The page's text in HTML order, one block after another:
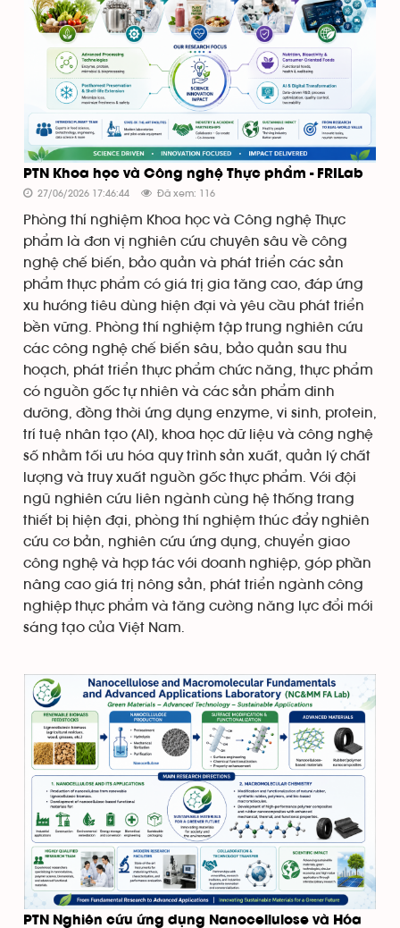
PTN Khoa học và Công nghệ Thực phẩm - FRILab
27/06/2026 17:46:44 Đã xem: 116
Phòng thí nghiệm Khoa học và Công nghệ Thực
phẩm là đơn vị nghiên cứu chuyên sâu về công
nghệ chế biến, bảo quản và phát triển các sản
phẩm thực phẩm có giá trị gia tăng cao, đáp ứng
xu hướng tiêu dùng hiện đại và yêu cầu phát triển
bền vững. Phòng thí nghiệm tập trung nghiên cứu
các công nghệ chế biến sâu, bảo quản sau thu
hoạch, phát triển thực phẩm chức năng, thực phẩm
có nguồn gốc tự nhiên và các sản phẩm dinh
dưỡng, đồng thời ứng dụng enzyme, vi sinh, protein,
trí tuệ nhân tạo (AI), khoa học dữ liệu và công nghệ
số nhằm tối ưu hóa quy trình sản xuất, quản lý chất
lượng và truy xuất nguồn gốc thực phẩm. Với đội
ngũ nghiên cứu liên ngành cùng hệ thống trang
thiết bị hiện đại, phòng thí nghiệm thúc đẩy nghiên
cứu cơ bản, nghiên cứu ứng dụng, chuyển giao
công nghệ và hợp tác với doanh nghiệp, góp phần
nâng cao giá trị nông sản, phát triển ngành công
nghiệp thực phẩm và tăng cường năng lực đổi mới
sáng tạo của Việt Nam.
PTN Nghiên cứu ứng dụng Nanocellulose và Hóa